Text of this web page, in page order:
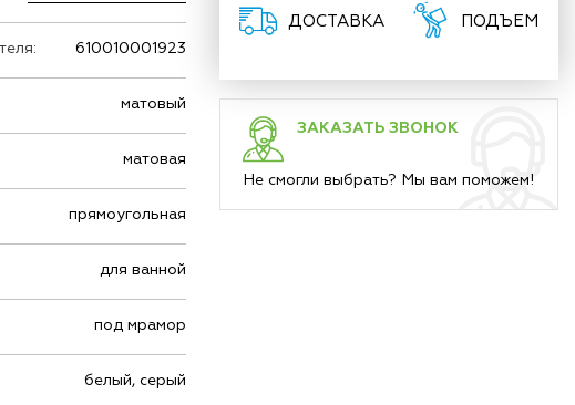
610010001923
матовый
матовая
прямоугольная
для ванной
под мрамор
белый, серый
ДОСТАВКА ПОДЪЕМ
ЗАКАЗАТЬ ЗВОНОК
Не смогли выбрать? Мы вам поможем!